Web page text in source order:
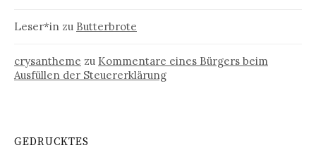
Leser*in zu Butterbrote
crysantheme zu Kommentare eines Bürgers beim
Ausfüllen der Steuererklärung
GEDRUCKTES